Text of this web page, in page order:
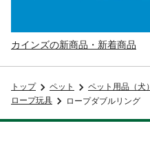
カインズの新商品・新着商品
トップ ペット ペット用品（犬）
ロープ玩具
ロープダブルリング